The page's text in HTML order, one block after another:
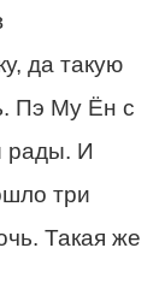
да такую
Пэ Му Ён с
рады. И
три
Такая же